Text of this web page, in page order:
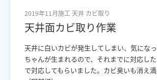
2019年11月施工 天井 カビ取り
天井面カビ取り作業
天井に白いカビが発生してしまい、気にな
ちゃんが生まれるので、それまでに対応し
で対応してもらいました。カビ臭いも消え満